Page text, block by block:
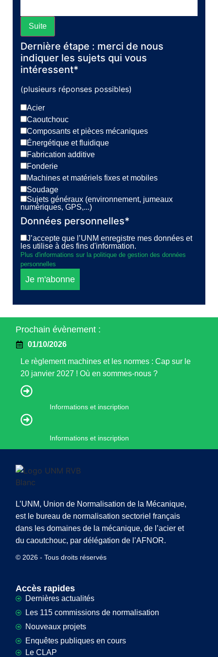
Suite
Dernière étape : merci de nous
indiquer les sujets qui vous
intéressent*
(plusieurs réponses possibles)
Acier
Caoutchouc
Composants et pièces mécaniques
Énergétique et fluidique
Fabrication additive
Fonderie
Machines et matériels fixes et mobiles
Soudage
Sujets généraux (environnement, jumeaux
numériques, GPS,...)
Données personnelles*
J’accepte que l’UNM enregistre mes données et
les utilise à des fins d'information.
Plus d'informations sur la politique de gestion des données
personnelles
Je m'abonne
Prochain évènement :
01/10/2026
Le règlement machines et les normes : Cap sur le
20 janvier 2027 ! Où en sommes-nous ?
Informations et inscription
Informations et inscription
L’UNM, Union de Normalisation de la Mécanique,
est le bureau de normalisation sectoriel français
dans les domaines de la mécanique, de l’acier et
du caoutchouc, par délégation de l’AFNOR.
© 2026 - Tous droits réservés
Accès rapides
Dernières actualités
Les 115 commissions de normalisation
Nouveaux projets
Enquêtes publiques en cours
Le CLAP